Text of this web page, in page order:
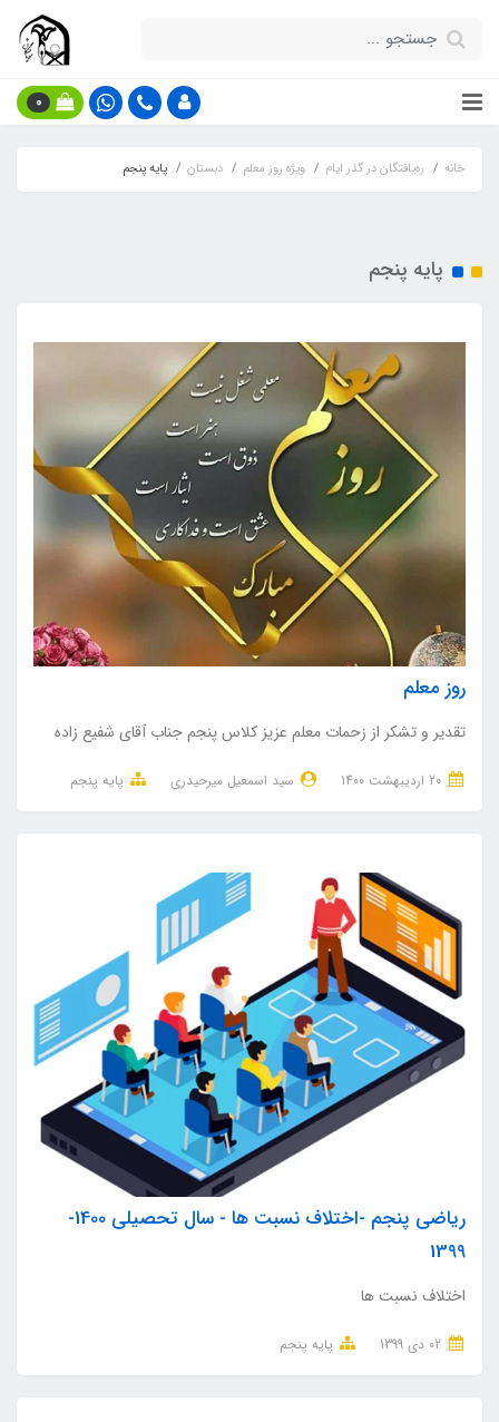
0
خانه ره‌یافتگان در گذر ایام ویژه روز معلم دبستان پایه پنجم
پایه پنجم
روز معلم
تقدیر و تشکر از زحمات معلم عزیز کلاس پنجم جناب آقای شفیع زاده
سید اسمعیل میرحیدری پایه پنجم
ریاضی پنجم -اختلاف نسبت ها - سال تحصیلی 1400-
1399
اختلاف نسبت ها
پایه پنجم